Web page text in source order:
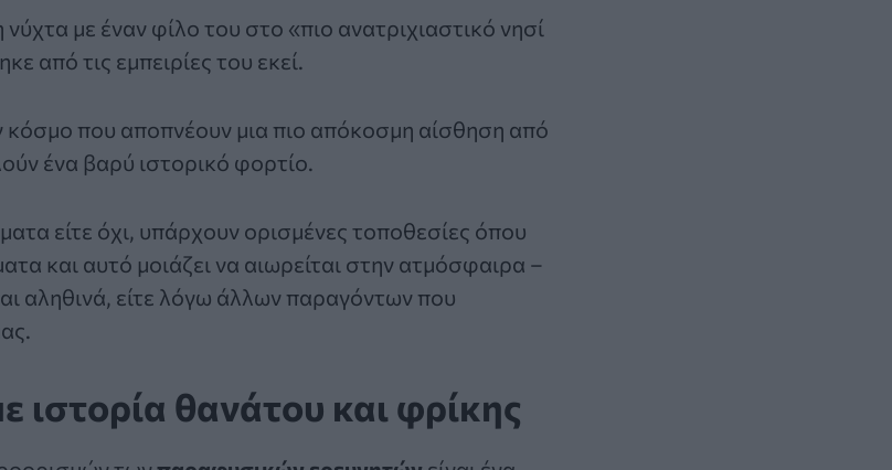
με έναν φίλο του στο «πιο ανατριχιαστικό νησί
από τις εμπειρίες του εκεί.
που αποπνέουν μια πιο απόκοσμη αίσθηση από
ένα βαρύ ιστορικό φορτίο.
είτε όχι, υπάρχουν ορισμένες τοποθεσίες όπου
και αυτό μοιάζει να αιωρείται στην ατμόσφαιρα –
αληθινά, είτε λόγω άλλων παραγόντων που
ιστορία θανάτου και φρίκης